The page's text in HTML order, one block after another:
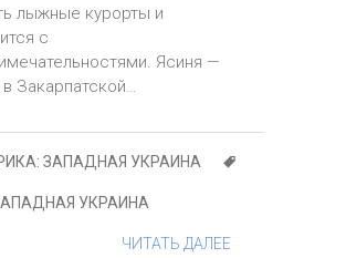
лыжные курорты и
с
Ясиня —
Закарпатской…
ЗАПАДНАЯ УКРАИНА
УКРАИНА
ЧИТАТЬ ДАЛЕЕ